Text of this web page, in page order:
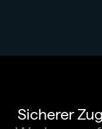
Sicherer